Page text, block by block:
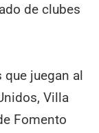
de clubes
juegan al
Villa
Fomento